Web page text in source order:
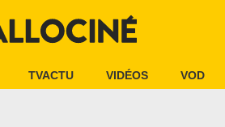
TVACTU VIDÉOS VOD